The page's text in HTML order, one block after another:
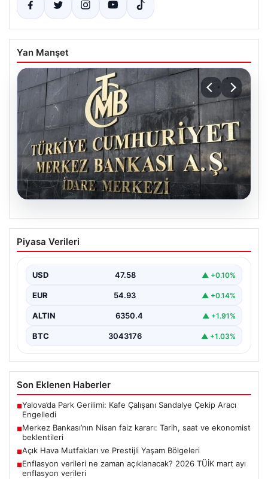
Yan Manşet
05.08.2026
Merkez Bankası’nın Nisan faiz kararı:
Tarih, saat ve ekonomist beklentileri
Kurulu, nisan ayı faiz kararını açıklamak üzere
toplanıyor.…
Piyasa Verileri
USD 47.58 ▲ +0.10%
EUR 54.93 ▲ +0.14%
ALTIN 6350.4 ▲ +1.91%
BTC 3043176 ▲ +1.03%
Son Eklenen Haberler
■Yalova’da Park Gerilimi: Kafe Çalışanı Sandalye Çekip Aracı
Engelledi
■Merkez Bankası’nın Nisan faiz kararı: Tarih, saat ve ekonomist
beklentileri
■Açık Hava Mutfakları ve Prestijli Yaşam Bölgeleri
■Enflasyon verileri ne zaman açıklanacak? 2026 TÜİK mart ayı
enflasyon verileri